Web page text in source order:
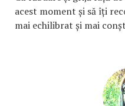
acest moment și să îți
mai echilibrat și mai